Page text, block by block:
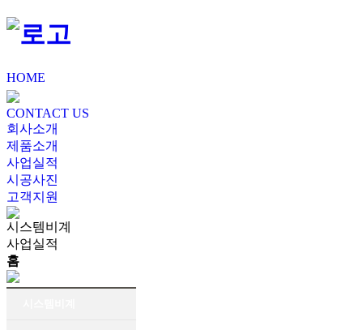
HOME
CONTACT US
회사소개
제품소개
사업실적
시공사진
고객지원
시스템비계
사업실적
홈